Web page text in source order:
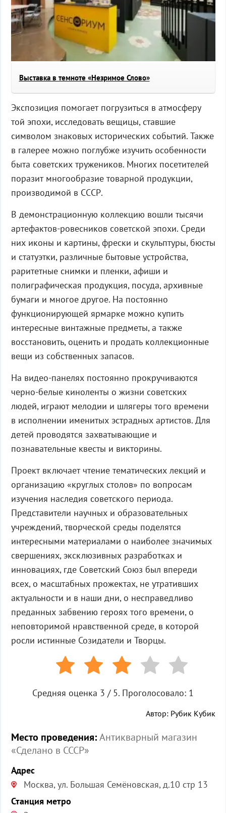
Выставка в темноте «Незримое Слово»
Экспозиция помогает погрузиться в атмосферу
той эпохи, исследовать вещицы, ставшие
символом знаковых исторических событий. Также
в галерее можно поглубже изучить особенности
быта советских тружеников. Многих посетителей
поразит многообразие товарной продукции,
производимой в СССР.
В демонстрационную коллекцию вошли тысячи
артефактов-ровесников советской эпохи. Среди
них иконы и картины, фрески и скульптуры, бюсты
и статуэтки, различные бытовые устройства,
раритетные снимки и пленки, афиши и
полиграфическая продукция, посуда, архивные
бумаги и многое другое. На постоянно
функционирующей ярмарке можно купить
интересные винтажные предметы, а также
восстановить, оценить и продать коллекционные
вещи из собственных запасов.
На видео-панелях постоянно прокручиваются
черно-белые киноленты о жизни советских
людей, играют мелодии и шлягеры того времени
в исполнении именитых эстрадных артистов. Для
детей проводятся захватывающие и
познавательные квесты и викторины.
Проект включает чтение тематических лекций и
организацию «круглых столов» по вопросам
изучения наследия советского периода.
Представители научных и образовательных
учреждений, творческой среды поделятся
интересными материалами о наиболее значимых
свершениях, эксклюзивных разработках и
инновациях, где Советский Союз был впереди
всех, о масштабных прожектах, не утративших
актуальности и в наши дни, о несправедливо
преданных забвению героях того времени, о
неповторимой нравственной среде, в которой
росли истинные Созидатели и Творцы.
Средняя оценка 3 / 5. Проголосовало: 1
Автор: Рубик Кубик
Место проведения:Антикварный магазин
«Сделано в СССР»
Адрес
Москва, ул. Большая Семёновская, д.10 стр 13
Станция метро